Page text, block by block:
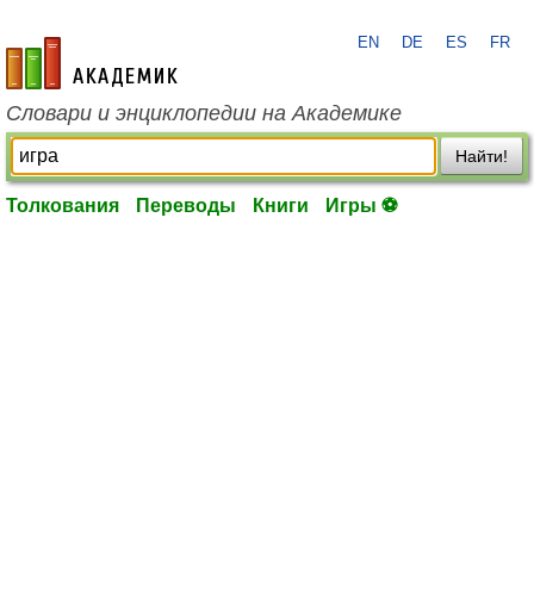
academic.ru
EN DE ES FR
Словари и энциклопедии на Академике
Найти!
Толкования Переводы Книги Игры ⚽